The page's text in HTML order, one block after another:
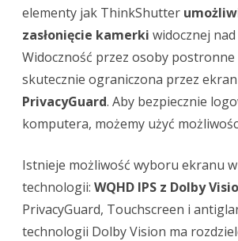
elementy jak ThinkShutter
zasłonięcie kamerki widocznej
Widoczność przez osoby postronne
skutecznie ograniczona przez
PrivacyGuard. Aby bezpiecznie
komputera, możemy użyć
Istnieje możliwość wyboru ekranu
technologii: WQHD IPS z Dolby
PrivacyGuard, Touchscreen i
technologii Dolby Vision ma